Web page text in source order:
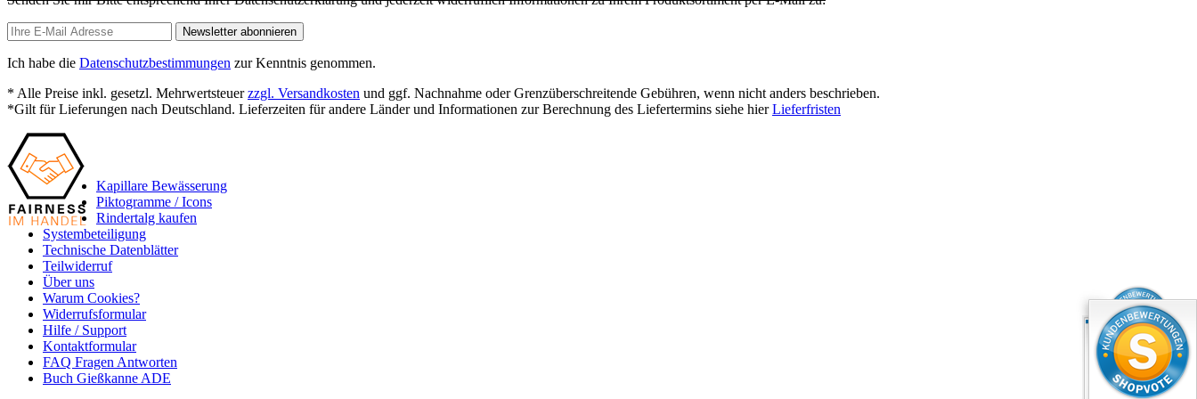
Newsletter abonnieren
Ich habe die Datenschutzbestimmungen zur Kenntnis genommen.
* Alle Preise inkl. gesetzl. Mehrwertsteuerzzgl. Versandkosten und ggf. Nachnahme oder Grenzüberschreitende Gebühren, wenn nicht anders beschrieben.
*Gilt für Lieferungen nach Deutschland. Lieferzeiten für andere Länder und Informationen zur Berechnung des Liefertermins siehe hierLieferfristen
Kapillare Bewässerung
Piktogramme / Icons
Rindertalg kaufen
Systembeteiligung
Technische Datenblätter
Teilwiderruf
Über uns
Warum Cookies?
Widerrufsformular
Hilfe / Support
Kontaktformular
FAQ Fragen Antworten
Buch Gießkanne ADE
SEHR GUT
4.99 / 5